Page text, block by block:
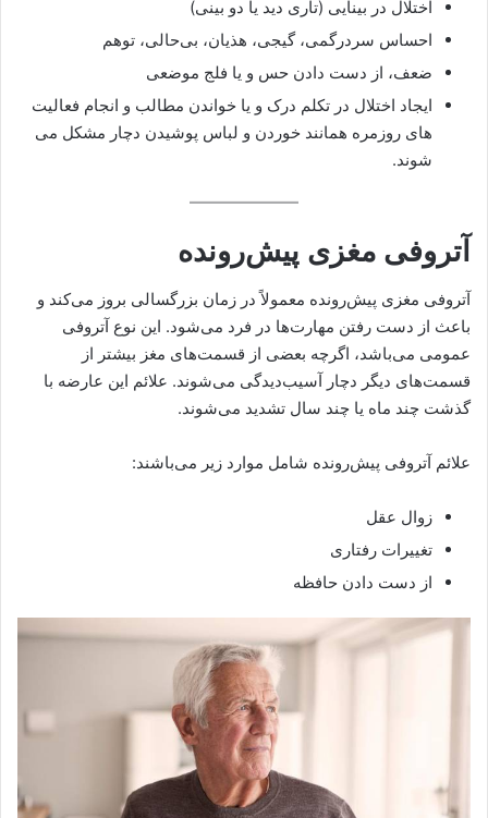
اختلال در بینایی (تاری دید یا دو بینی)
احساس سردرگمی، گیجی، هذیان، بی‌حالی، توهم
ضعف، از دست دادن حس و یا فلج موضعی
ایجاد اختلال در تکلم درک و یا خواندن مطالب و انجام فعالیت
های روزمره همانند خوردن و لباس پوشیدن دچار مشکل می
شوند.
آتروفی مغزی پیش‌رونده
آتروفی مغزی پیش‌رونده معمولاً در زمان بزرگسالی بروز می‌کند و
باعث از دست رفتن مهارت‌ها در فرد می‌شود. این نوع آتروفی
عمومی می‌باشد، اگرچه بعضی از قسمت‌های مغز بیشتر از
قسمت‌های دیگر دچار آسیب‌دیدگی می‌شوند. علائم این عارضه با
گذشت چند ماه یا چند سال تشدید می‌شوند.
علائم آتروفی پیش‌رونده شامل موارد زیر می‌باشند:
زوال عقل
تغییرات رفتاری
از دست دادن حافظه